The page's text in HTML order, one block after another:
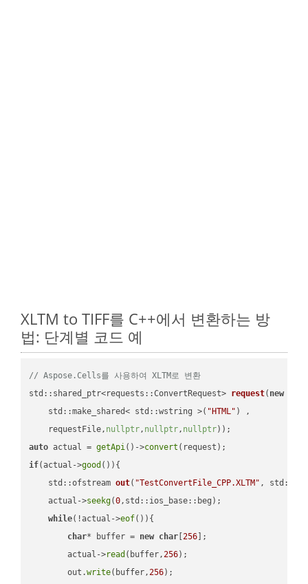
XLTM to TIFF를 C++에서 변환하는 방
법: 단계별 코드 예
// Aspose.Cells를 사용하여 XLTM로 변환
std::shared_ptr<requests::ConvertRequest> request( new
    std::make_shared< std::wstring >(
"HTML" ) ,
    requestFile,
nullptr, nullptr, nullptr))
auto actual = getApi()->convert
if(actual->good ()){
std::ofstream out( "TestConvertFile_CPP.XLTM" ,
    actual->
seekg(0,std::ios_base::beg);
while(!actual->eof()){
char* buffer = new char [256 ];
        actual->
read (buffer,256);
        out.
write(buffer,256);